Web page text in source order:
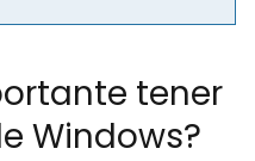
tener
Windows?